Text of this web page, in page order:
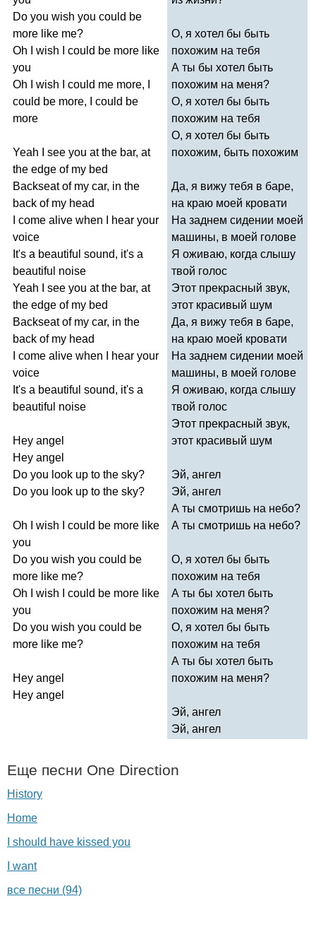
Do you wish you could be
more like me?
Oh
wish could be more like
you
Oh
wish could me more,
could be more, could be
more
Yeah see you at the bar, at
the edge of my bed
Backseat of my car, in the
back of my head
come alive when hear your
voice
It's a beautiful sound, it's a
beautiful noise
Yeah
see you at the bar, at
the edge of my bed
Backseat of my car, in the
back of my head
come alive when hear your
voice
It's a beautiful sound, it's a
beautiful noise
Hey angel
Hey angel
Do you look up to the sky?
Do you look up to the sky?
Oh wish could be more like
you
Do you wish you could be
more like me?
Oh
wish could be more like
you
Do you wish you could be
more like me?
Hey angel
Hey angel
О, я хотел бы быть
похожим на тебя
А ты бы хотел быть
похожим на меня?
О, я хотел бы быть
похожим на тебя
О, я хотел бы быть
похожим, быть похожим
Да, я вижу тебя в баре,
на краю моей кровати
На заднем сидении моей
машины, в моей голове
Я оживаю, когда слышу
твой голос
Этот прекрасный звук,
этот красивый шум
Да, я вижу тебя в баре,
на краю моей кровати
На заднем сидении моей
машины, в моей голове
Я оживаю, когда слышу
твой голос
Этот прекрасный звук,
этот красивый шум
Эй, ангел
Эй, ангел
А ты смотришь на небо?
А ты смотришь на небо?
О, я хотел бы быть
похожим на тебя
А ты бы хотел быть
похожим на меня?
О, я хотел бы быть
похожим на тебя
А ты бы хотел быть
похожим на меня?
Эй, ангел
Эй, ангел
Еще песни One Direction
History
Home
I should have kissed you
I want
все песни (94)